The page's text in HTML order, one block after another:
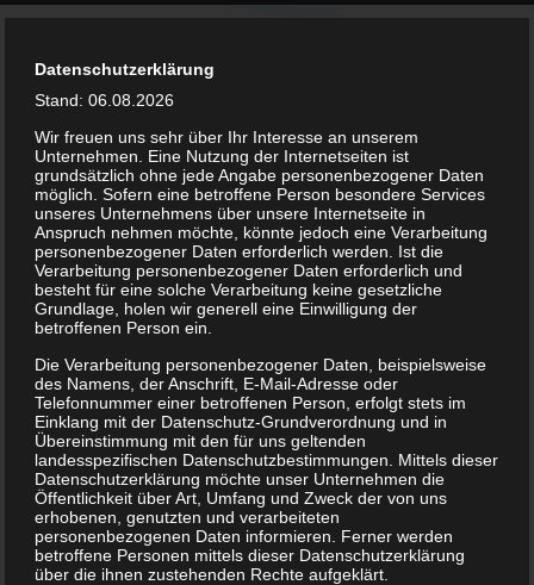
kontakt@bsv-lockwitzgrund.de
Neuigkeiten
Datenschutzerklärung
Stand: 06.08.2026
Wir freuen uns sehr über Ihr Interesse an unserem
Unternehmen. Eine Nutzung der Internetseiten ist
grundsätzlich ohne jede Angabe personenbezogener Daten
möglich. Sofern eine betroffene Person besondere Services
unseres Unternehmens über unsere Internetseite in
Anspruch nehmen möchte, könnte jedoch eine Verarbeitung
personenbezogener Daten erforderlich werden. Ist die
Verarbeitung personenbezogener Daten erforderlich und
besteht für eine solche Verarbeitung keine gesetzliche
Grundlage, holen wir generell eine Einwilligung der
betroffenen Person ein.
Die Verarbeitung personenbezogener Daten, beispielsweise
des Namens, der Anschrift, E-Mail-Adresse oder
Telefonnummer einer betroffenen Person, erfolgt stets im
Einklang mit der Datenschutz-Grundverordnung und in
Übereinstimmung mit den für uns geltenden
landesspezifischen Datenschutzbestimmungen. Mittels dieser
Datenschutzerklärung möchte unser Unternehmen die
Öffentlichkeit über Art, Umfang und Zweck der von uns
erhobenen, genutzten und verarbeiteten
personenbezogenen Daten informieren. Ferner werden
betroffene Personen mittels dieser Datenschutzerklärung
über die ihnen zustehenden Rechte aufgeklärt.